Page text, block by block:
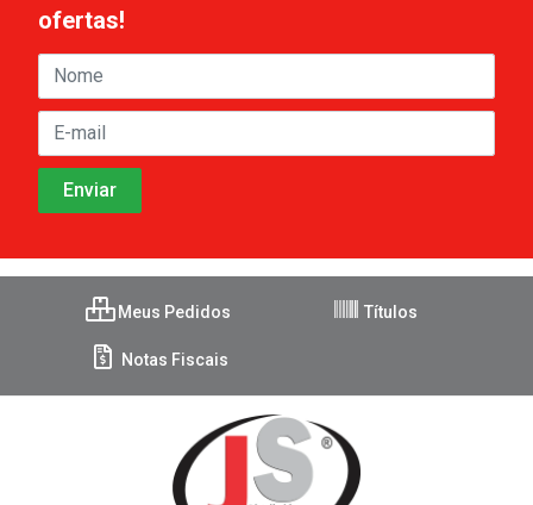
ofertas!
Meus Pedidos Títulos
Notas Fiscais